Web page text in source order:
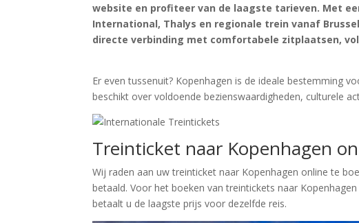
website en profiteer van de laagste tarieven. Met
International, Thalys en regionale trein vanaf
directe verbinding met comfortabele zitplaatsen,
Er even tussenuit? Kopenhagen is de ideale bestemming
beschikt over voldoende bezienswaardigheden, culturele
Treinticket naar Kopenhagen
Wij raden aan uw treinticket naar Kopenhagen online te
betaald. Voor het boeken van treintickets naar
betaalt u de laagste prijs voor dezelfde reis.